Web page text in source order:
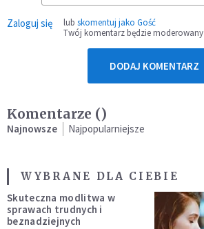
Zaloguj się lub skomentuj jako Gość
Twój komentarz będzie moderowany
DODAJ KOMENTARZ
Komentarze ()
Najnowsze Najpopularniejsze
WYBRANE DLA CIEBIE
Skuteczna modlitwa w
sprawach trudnych i
beznadziejnych